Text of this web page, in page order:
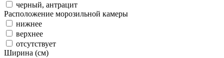
черный, антрацит
Расположение морозильной камеры
нижнее
верхнее
отсутствует
Ширина (см)